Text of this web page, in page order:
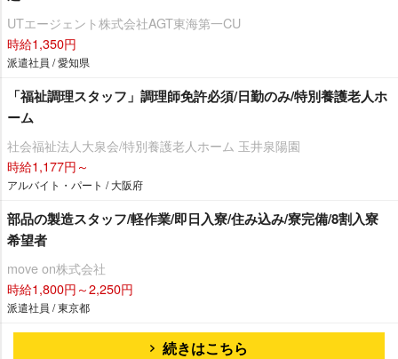
UTエージェント株式会社AGT東海第一CU
時給1,350円
派遣社員 / 愛知県
「福祉調理スタッフ」調理師免許必須/日勤のみ/特別養護老人ホ
ーム
社会福祉法人大泉会/特別養護老人ホーム 玉井泉陽園
時給1,177円～
アルバイト・パート / 大阪府
部品の製造スタッフ/軽作業/即日入寮/住み込み/寮完備/8割入寮
希望者
move on株式会社
時給1,800円～2,250円
派遣社員 / 東京都
続きはこちら